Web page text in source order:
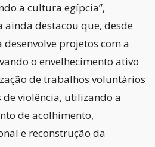
a cultura egípcia”,
ainda destacou que, desde
projetos com a
o envelhecimento ativo
de trabalhos voluntários
violência, utilizando a
de acolhimento,
e reconstrução da